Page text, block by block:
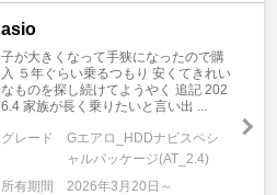
asio
子が大きくなって手狭になったので購
入 ５年ぐらい乗るつもり 安くてきれい
なものを探し続けてようやく 追記 202
6.4 家族が長く乗りたいと言い出 ...
グレード
Gエアロ_HDDナビスペシ
ャルパッケージ(AT_2.4)
所有期間
2026年3月20日～